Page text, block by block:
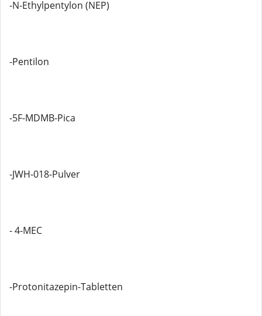
-N-Ethylpentylon (NEP)
-Pentilon
-5F-MDMB-Pica
-JWH-018-Pulver
- 4-MEC
-Protonitazepin-Tabletten